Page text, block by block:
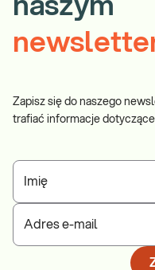
naszym
Zapisz się do naszego
trafiać informacje
Imię
Adres e-mail